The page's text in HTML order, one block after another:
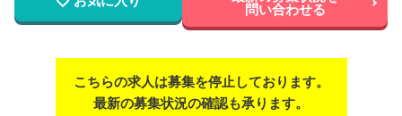
問い合わせる
こちらの求人は募集を停止しております。
最新の募集状況の確認も承ります。